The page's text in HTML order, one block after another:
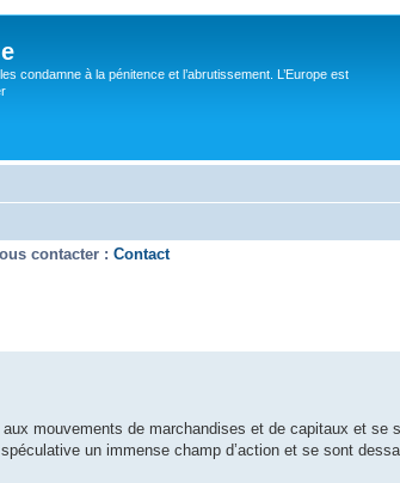
condamne à la pénitence et l’abrutissement. L’Europe est
contacter : Contact
mouvements de marchandises et de capitaux et se
un immense champ d’action et se sont